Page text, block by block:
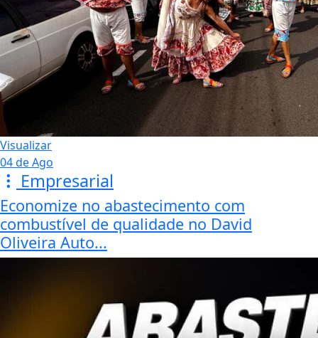
Visualizar
04 de Ago
Empresarial
Economize no abastecimento com
combustível de qualidade no David
Oliveira Auto...